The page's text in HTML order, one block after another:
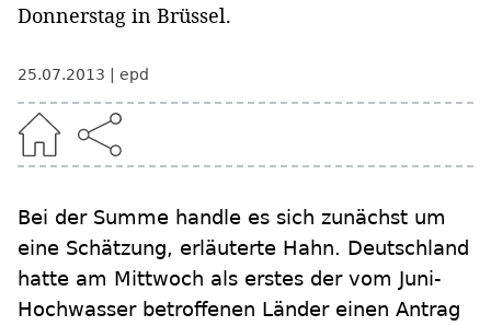
Donnerstag in Brüssel.
25.07.2013 epd
Bei der Summe handle es sich zunächst um
eine Schätzung, erläuterte Hahn. Deutschland
hatte am Mittwoch als erstes der vom Juni-
Hochwasser betroffenen Länder einen Antrag